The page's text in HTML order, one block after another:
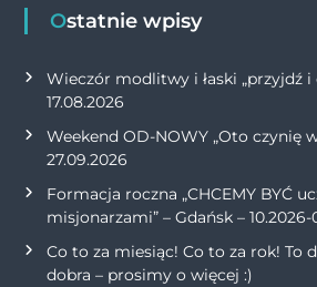
Ostatnie wpisy
Wieczór modlitwy i łaski „przyjdź i
17.08.2026
Weekend OD-NOWY „Oto czynię
27.09.2026
Formacja roczna „CHCEMY BYĆ
misjonarzami” – Gdańsk – 10.2026-
Co to za miesiąc! Co to za rok! To
dobra – prosimy o więcej :)